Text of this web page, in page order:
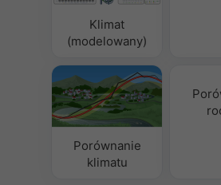
Klimat
(modelowany)
Porównanie
klimatu